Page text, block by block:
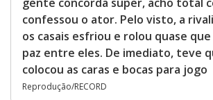
confessou o ator. Pelo visto, a
os casais esfriou e rolou quase
paz entre eles. De imediato, teve
colocou as caras e bocas para jogo
Reprodução/RECORD